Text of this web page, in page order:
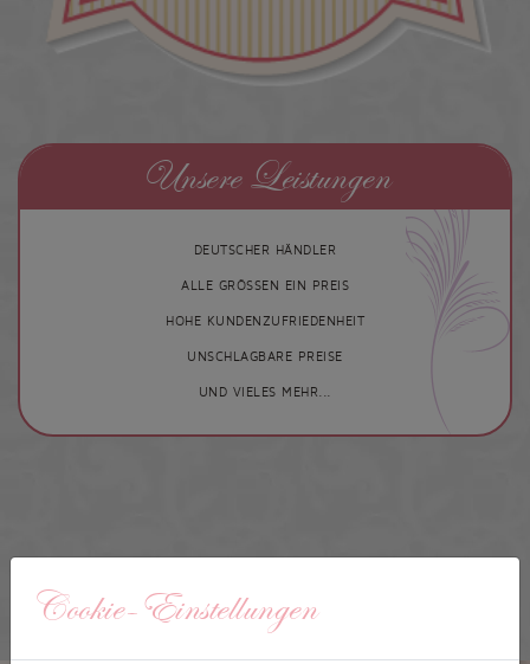
Unsere Leistungen
DEUTSCHER HÄNDLER
ALLE GRÖSSEN EIN PREIS
HOHE KUNDENZUFRIEDENHEIT
UNSCHLAGBARE PREISE
UND VIELES MEHR...
Cookie-Einstellungen